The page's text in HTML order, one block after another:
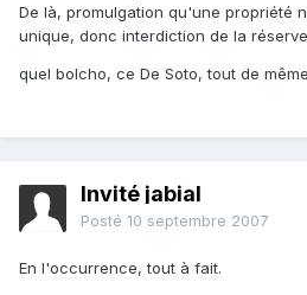
De là, promulgation qu'une propriété
unique, donc interdiction de la
quel bolcho, ce De Soto, tout de même
Invité jabial
Posté 10 septembre 2007
En l'occurrence, tout à fait.